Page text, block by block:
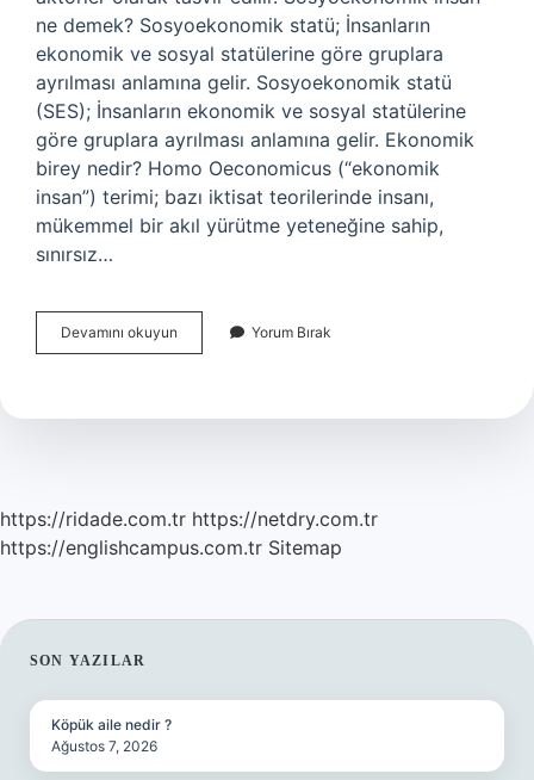
ne demek? Sosyoekonomik statü; İnsanların
ekonomik ve sosyal statülerine göre gruplara
ayrılması anlamına gelir. Sosyoekonomik statü
(SES); İnsanların ekonomik ve sosyal statülerine
göre gruplara ayrılması anlamına gelir. Ekonomik
birey nedir? Homo Oeconomicus (“ekonomik
insan”) terimi; bazı iktisat teorilerinde insanı,
mükemmel bir akıl yürütme yeteneğine sahip,
sınırsız…
Devamını okuyun
Ekonomik
Demek
Yorum Bırak
https://ridade.com.tr https://netdry.com.tr
https://englishcampus.com.tr Sitemap
SIDEBAR
SON YAZILAR
Köpük aile nedir ?
Ağustos 7, 2026